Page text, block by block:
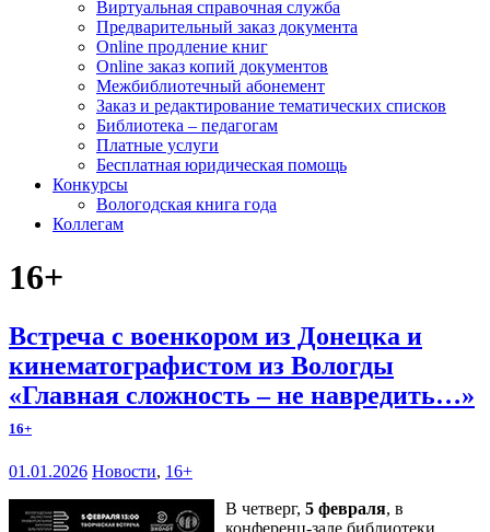
Виртуальная справочная служба
Предварительный заказ документа
Online продление книг
Online заказ копий документов
Межбиблиотечный абонемент
Заказ и редактирование тематических списков
Библиотека – педагогам
Платные услуги
Бесплатная юридическая помощь
Конкурсы
Вологодская книга года
Коллегам
16+
Встреча с военкором из Донецка и
кинематографистом из Вологды
«Главная сложность – не навредить…»
16+
01.01.2026 Новости, 16+
В четверг, 5 февраля, в
конференц-зале библиотеки